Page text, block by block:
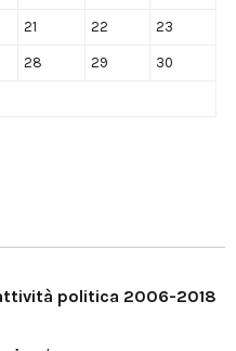
21 22 23
28 29 30
politica 2006-2018